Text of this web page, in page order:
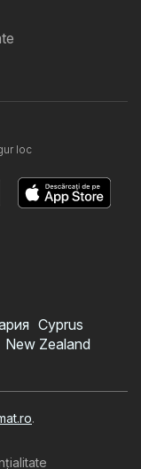
loc
Cyprus
New Zealand
.